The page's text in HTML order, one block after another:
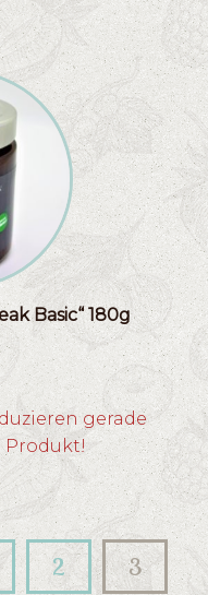
Basic“ 180g
gerade
Produkt!
2 3